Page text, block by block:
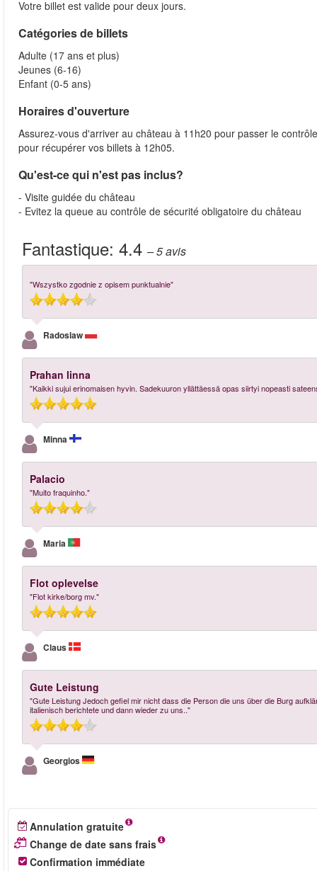
Votre billet est valide pour deux jours.
Catégories de billets
Adulte (17 ans et plus)
Jeunes (6-16)
Enfant (0-5 ans)
Horaires d'ouverture
Assurez-vous d'arriver au château à 11h20 pour passer le
pour récupérer vos billets à 12h05.
Qu'est-ce qui n'est pas inclus?
- Visite guidée du château
- Evitez la queue au contrôle de sécurité obligatoire du château
Fantastique: 4.4 – 5avis
"Wszystko zgodnie z opisem punktualnie"
Radoslaw
Prahan linna
"Kaikki sujui erinomaisen hyvin. Sadekuuron yllättäessä opas siirtyi nopeasti
Minna
Palacio
"Muito fraquinho."
Maria
Flot oplevelse
"Flot kirke/borg mv."
Claus
Gute Leistung
"Gute Leistung Jedoch gefiel mir nicht dass die Person die uns über die Burg
italienisch berichtete und dann wieder zu uns.."
Georgios
Annulation gratuite
Change de date sans frais
Confirmation immédiate